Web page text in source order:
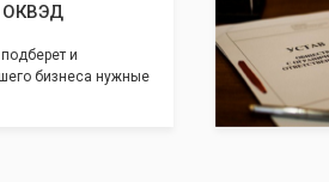
ОКВЭД
и
бизнеса нужные